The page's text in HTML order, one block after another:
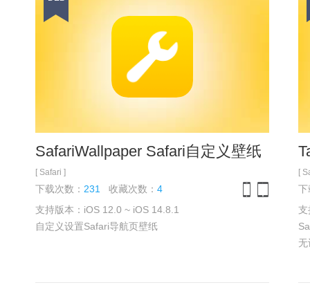
SafariWallpaper Safari自定义壁纸
[ Safari ]
下载次数： 231 收藏次数：4
支持版本：iOS 12.0 ~ iOS 14.8.1
自定义设置Safari导航页壁纸
[
下
支